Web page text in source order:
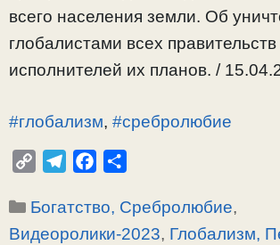
всего населения земли. Об
глобалистами всех правительств
исполнителей их планов. /
#глобализм, #сребролюбие
p
y
l
e
c
e
п
р
Рубрики
Богатство, Сребролюбие,
Видеоролики-2023, Глобализм,